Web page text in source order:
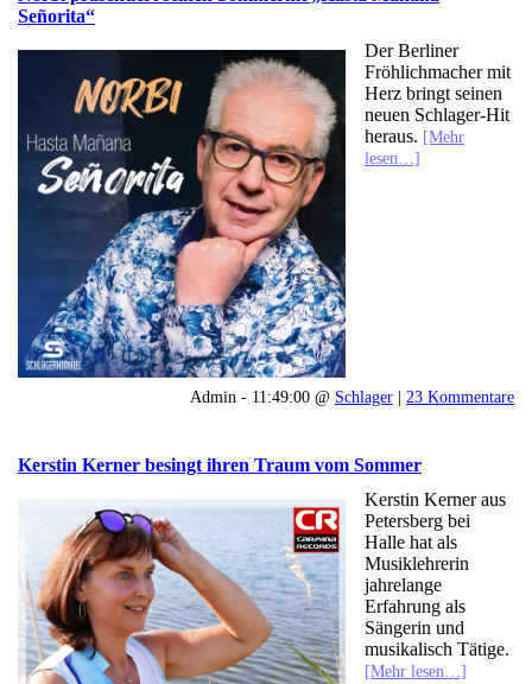
Señorita“
Der Berliner
Fröhlichmacher mit
Herz bringt seinen
neuen Schlager-Hit
heraus. [Mehr
lesen…]
Admin - 11:49:00 @ Schlager | 23 Kommentare
Kerstin Kerner besingt ihren Traum vom Sommer
Kerstin Kerner aus
Petersberg bei
Halle hat als
Musiklehrerin
jahrelange
Erfahrung als
Sängerin und
musikalisch Tätige.
[Mehr lesen…]